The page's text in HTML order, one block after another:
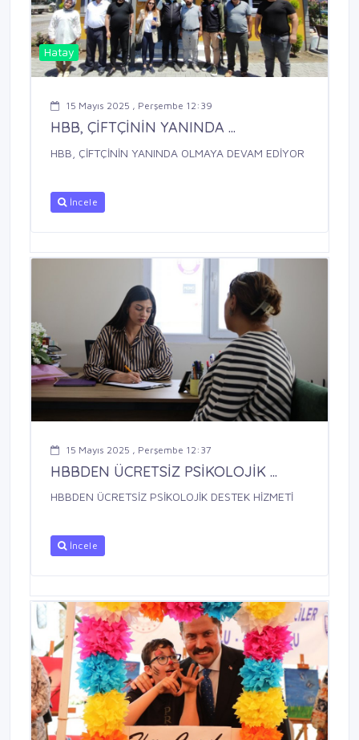
Hatay
15 Mayıs 2025 , Perşembe 12:39
HBB, ÇİFTÇİNİN YANINDA ...
HBB, ÇİFTÇİNİN YANINDA OLMAYA DEVAM EDİYOR
İncele
15 Mayıs 2025 , Perşembe 12:37
HBBDEN ÜCRETSİZ PSİKOLOJİK ...
HBBDEN ÜCRETSİZ PSİKOLOJİK DESTEK HİZMETİ
İncele